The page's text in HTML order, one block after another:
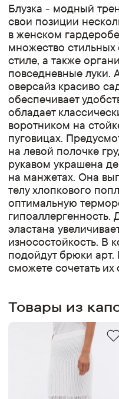
Блузка - модный
свои позиции
в женском
множество
стиле, а также
повседневные луки.
оверсайз красиво
обеспечивает
обладает
воротником на
пуговицах.
на левой полочке
рукавом украшена
на манжетах. Она
телу хлопкового
оптимальную
эластана
износостойкость. В
подойдут брюки арт.
сможете сочетать
Товары из